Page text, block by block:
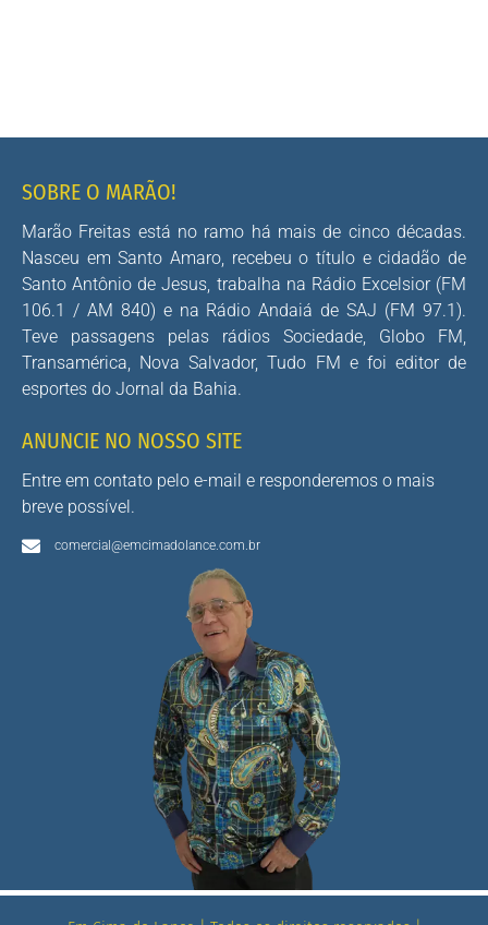
SOBRE O MARÃO!
Marão Freitas está no ramo há mais de cinco décadas.
Nasceu em Santo Amaro, recebeu o título e cidadão de
Santo Antônio de Jesus, trabalha na Rádio Excelsior (FM
106.1 / AM 840) e na Rádio Andaiá de SAJ (FM 97.1).
Teve passagens pelas rádios Sociedade, Globo FM,
Transamérica, Nova Salvador, Tudo FM e foi editor de
esportes do Jornal da Bahia.
ANUNCIE NO NOSSO SITE
Entre em contato pelo e-mail e responderemos o mais
breve possível.
comercial@emcimadolance.com.br